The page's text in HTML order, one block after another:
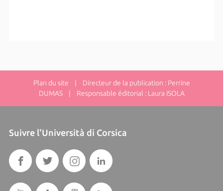
Plan du site | Directeur de la publication : Perrine
DUMAS | Responsable éditorial : Laura ISOLA
Suivre l'Università di Corsica